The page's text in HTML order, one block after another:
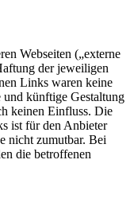
Webseiten („externe
der jeweiligen
Links waren keine
künftige Gestaltung
keinen Einfluss. Die
ist für den Anbieter
nicht zumutbar. Bei
die betroffenen